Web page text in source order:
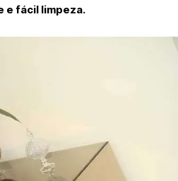
e fácil limpeza.